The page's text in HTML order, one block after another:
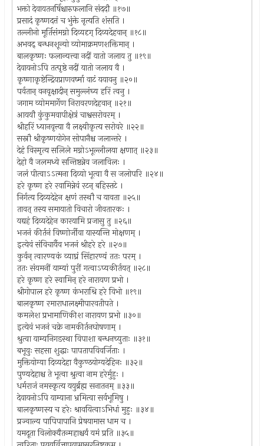
भक्तो देवायतनर्षिश्चारुफलानि संददौ ॥१७॥
प्रसादं कृष्णदत्तं च भुंक्ते नृत्यति शंसति ।
तल्लीनो मूर्तिसंमग्नो दिव्यदृग् दिव्यदेहवान् ॥१८॥
अभवद् बन्धनशून्यो व्योमाक्रमणशक्तिमान् ।
बालकृष्णः फलान्यत्त्वा नदीं यातो जलाय तु ॥१९॥
देवायनोऽपि तत्पृष्ठे नदीं यातो जलाय वै ।
कृष्णाकृष्टेन्द्रियप्राणवर्ष्मा वाटं ययावनु ॥२०॥
पर्वतान् वनवृक्षादीन् समुल्लंघ्य हरिं त्वनु ।
जगाम व्योममार्गेण निरावरणदेहवान् ॥२१॥
आययौ कुंकुमवापीक्षेत्रं चाश्वसरोवरम् ।
श्रीहरिं ध्यानवृत्त्या वै लक्ष्यीकृत्य सरोवरे ॥२२॥
सस्नौ श्रीकृष्णयोगेन सोपानैश्च जलान्तरे ।
देहं विस्मृत्य सलिले मग्नोऽभूल्लीलया क्षणात् ॥२३॥
देहो वै जलमध्ये सन्तिष्ठन्नेव जलाविलः ।
जलं पीत्वाऽऽत्मना दिव्यो भूत्वा वै स जलोपरि ॥२४॥
हरे कृष्ण हरे रवामिन्नेवं रटन् बहिस्तटे ।
निर्गत्य दिव्यदेहेन क्षणं तस्थौ च यावता ॥२५॥
तावत् तस्य समायातो विचारो जीवतारकः ।
यद्यहं दिव्यदेहेन कारयामि प्रजासु तु ॥२६॥
भजनं कीर्तनं विष्णोर्जीवा यास्यन्ति मोक्षणम् ।
इत्येवं संविचार्यैव भजनं श्रीहरे हरे ॥२७॥
कुर्वन् त्वारण्यकं व्याघ्रं सिंहारण्यं ततः परम् ।
ततः संयमनीं याम्यां पुरीं गत्वाऽप्यकीर्तयत् ॥२८॥
हरे कृष्ण हरे स्वामिन् हरे नारायण प्रभो ।
श्रीगोपाल हरे कृष्ण कंभराश्रि हरे विभो ॥१९॥
बालकृष्ण रमाराधालक्ष्मीपारवतीपते ।
कमलेश प्रभामाणिकीश नारायण प्रभो ॥३०॥
इत्येवं भजनं चक्रे नामकीर्तनघोषणाम् ।
श्रुत्वा याम्यनिगडस्था विपाशा बन्धनच्युताः ॥३१॥
बभूवुः सहसा शुद्धाः पापतापविवर्जिताः ।
मुक्तियोग्या दिव्यदेहा वैकुण्ठयोग्यदेहिनः ॥३२॥
पुण्यदेहाश्च ते भूत्वा श्रुत्वा नाम हरेर्मुहुः ।
धर्मराजं नमस्कृत्य ययुर्ब्रह्म सनातनम् ॥३३॥
देवायनोऽपि याम्याना भ्रमित्वा सर्वभूमिषु ।
बालकृष्णस्य च हरेः श्रावयित्वाऽभिधां मुहुः ॥३४॥
प्रज्वाल्य पापिपापानि प्रेषयामास धाम च ।
यमदूता विलोक्यैतन्महाश्चर्यं यमं प्रति ॥३५॥